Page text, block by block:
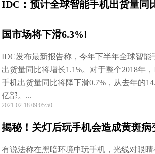
IDC：预计全球智能手机出货量同
国市场将下滑6.3%!
IDC发布最新报告称，今年下半年全球智能
出货量同比将增长1.1%。对于整个2018年
手机出货量同比将降下滑0.7%，从去年的
亿部。...
2021-02-18 09:05:50
揭秘！关灯后玩手机会造成黄斑病
有说法称在黑暗环境中玩手机，光线对眼